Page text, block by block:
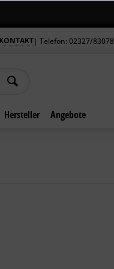
| Telefon: 02327/
Hersteller Angebote